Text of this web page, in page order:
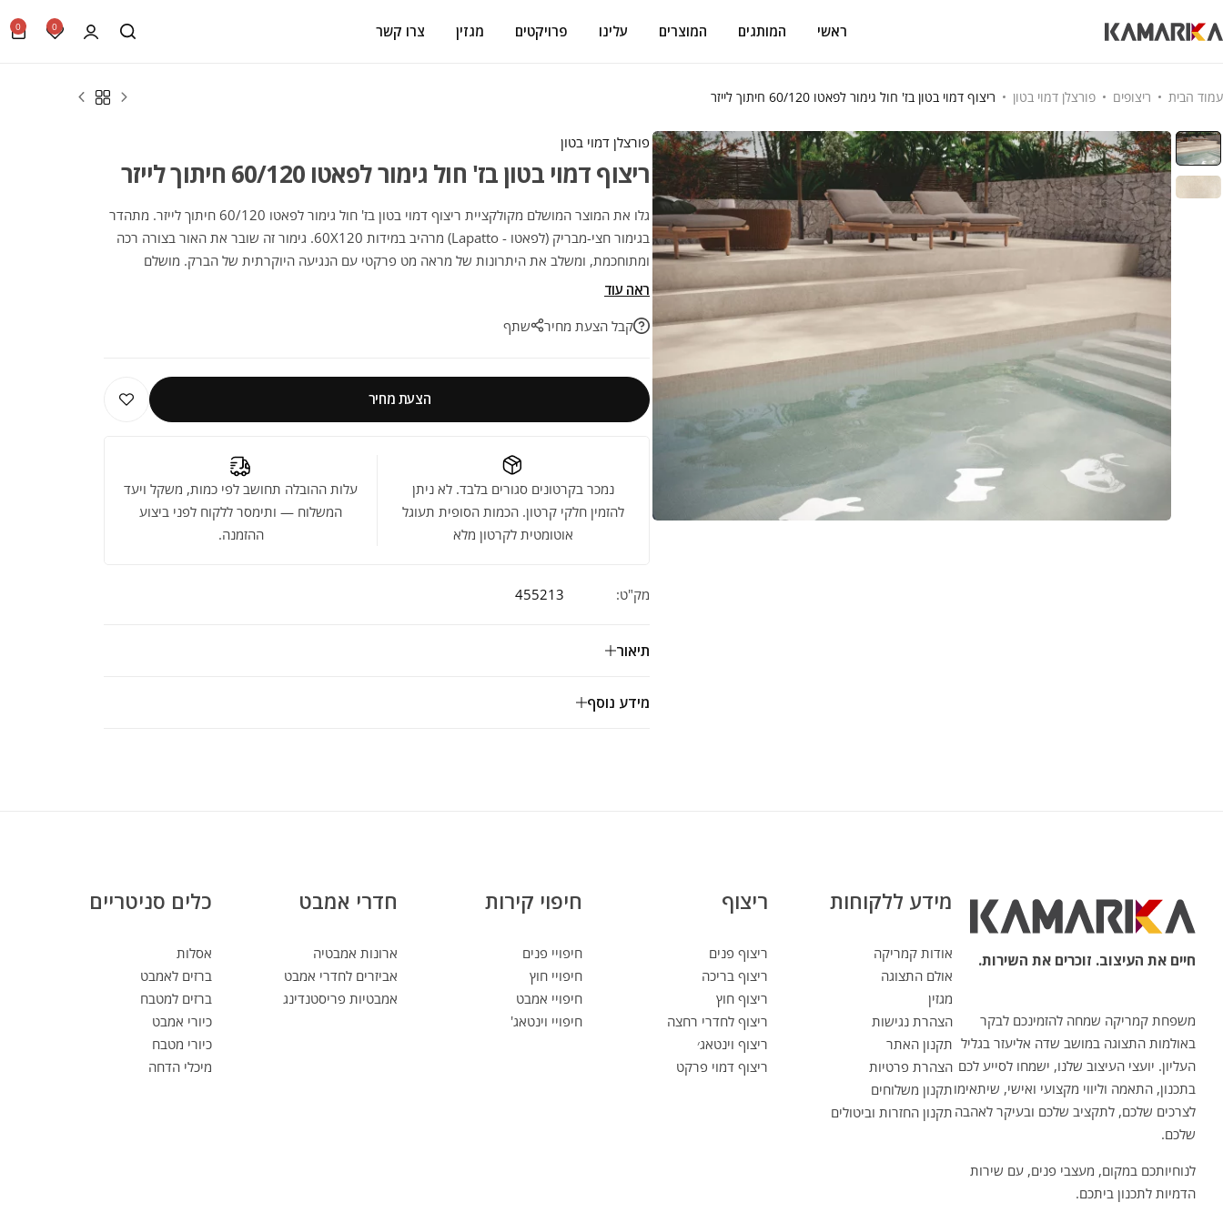
ראשי המותגים המוצרים עלינו פרויקטים מגזין צרו קשר 0
0
עמוד הבית ריצופים פורצלן דמוי בטון ריצוף דמוי בטון בז' חול גימור לפאטו 60/120 חיתוך לייזר
פורצלן דמוי בטון
ריצוף דמוי בטון בז' חול גימור לפאטו 60/120 חיתוך לייזר
גלו את המוצר המושלם מקולקציית ריצוף דמוי בטון בז' חול גימור לפאטו 60/120 חיתוך לייזר. מתהדר
בגימור חצי-מבריק (לפאטו - Lapatto) מרהיב במידות 60X120. גימור זה שובר את האור בצורה רכה
ומתוחכמת, ומשלב את היתרונות של מראה מט פרקטי עם הנגיעה היוקרתית של הברק. מושלם
לחללים סופר-מודרניים. השילוב המושלם בין אסתטיקה ועמידות לשנים רבות.
ראה עוד
קבל הצעת מחיר
שתף
הצעת מחיר
נמכר בקרטונים סגורים בלבד. לא ניתן
להזמין חלקי קרטון. הכמות הסופית תעוגל
אוטומטית לקרטון מלא
עלות ההובלה תחושב לפי כמות, משקל ויעד
המשלוח — ותימסר ללקוח לפני ביצוע
ההזמנה.
מק"ט: 455213
תיאור
מידע נוסף
חיים את העיצוב. זוכרים את השירות.
משפחת קמריקה שמחה להזמינכם לבקר
באולמות התצוגה במושב שדה אליעזר בגליל
העליון. יועצי העיצוב שלנו, ישמחו לסייע לכם
בתכנון, התאמה וליווי מקצועי ואישי, שיתאימו
לצרכים שלכם, לתקציב שלכם ובעיקר לאהבה
שלכם.
לנוחיותכם במקום, מעצבי פנים, עם שירות
הדמיות לתכנון ביתכם.
מידע ללקוחות
אודות קמריקה
אולם התצוגה
מגזין
הצהרת נגישות
תקנון האתר
הצהרת פרטיות
תקנון משלוחים
תקנון החזרות וביטולים
ריצוף
ריצוף פנים
ריצוף בריכה
ריצוף חוץ
ריצוף לחדרי רחצה
ריצוף וינטאג׳
ריצוף דמוי פרקט
חיפוי קירות
חיפויי פנים
חיפויי חוץ
חיפויי אמבט
חיפויי וינטאג'
חדרי אמבט
ארונות אמבטיה
אביזרים לחדרי אמבט
אמבטיות פריסטנדינג
כלים סניטריים
אסלות
ברזים לאמבט
ברזים למטבח
כיורי אמבט
כיורי מטבח
מיכלי הדחה